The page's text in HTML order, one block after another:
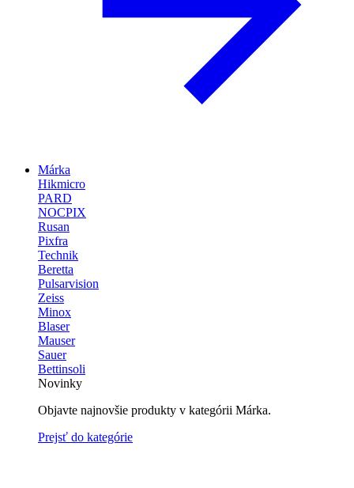
Márka
Hikmicro
PARD
NOCPIX
Rusan
Pixfra
Technik
Beretta
Pulsarvision
Zeiss
Minox
Blaser
Mauser
Sauer
Bettinsoli
Novinky
Objavte najnovšie produkty v kategórii Márka.
Prejsť do kategórie